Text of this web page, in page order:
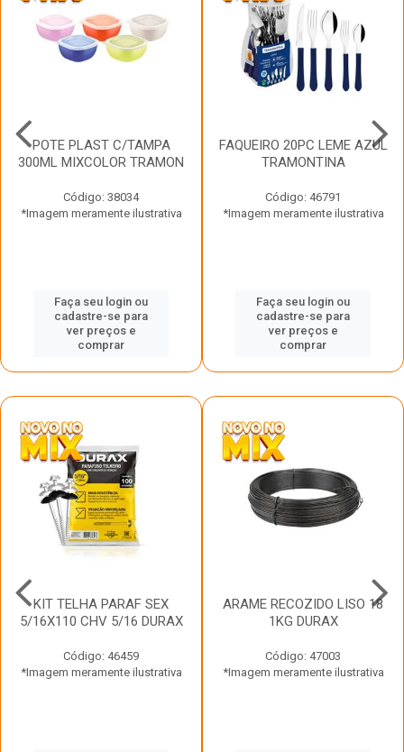
POTE PLAST C/TAMPA
300ML MIXCOLOR TRAMON
Código: 38034
*Imagem meramente ilustrativa
Faça seu login ou
cadastre-se para
ver preços e
comprar
FAQUEIRO 20PC LEME AZUL
TRAMONTINA
Código: 46791
*Imagem meramente ilustrativa
Faça seu login ou
cadastre-se para
ver preços e
comprar
KIT TELHA PARAF SEX
5/16X110 CHV 5/16 DURAX
Código: 46459
*Imagem meramente ilustrativa
ARAME RECOZIDO LISO 18
1KG DURAX
Código: 47003
*Imagem meramente ilustrativa